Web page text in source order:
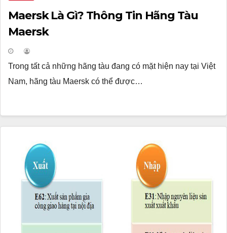
Maersk Là Gì? Thông Tin Hãng Tàu
Maersk
Trong tất cả những hãng tàu đang có mặt hiện nay tại Việt
Nam, hãng tàu Maersk có thể được…